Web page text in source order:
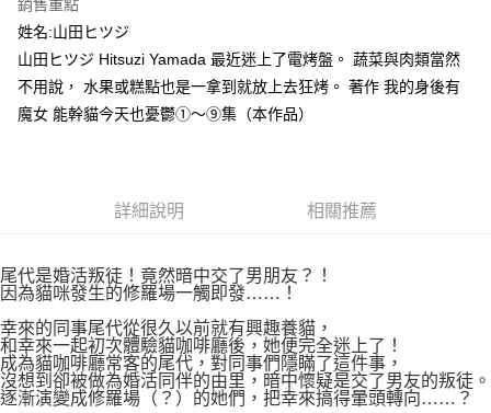
ATM／網路銀行／等多元方式進行付款，方視為交易完成。
※ 請注意：結帳手續完成當下不需立刻繳費，但若您需要取消訂單，請聯絡
購買商品的店家。未經商家同意取消之訂單仍視為有效，需透過AFTEE先享
後付繳納相關費用。
※ 交易是否成功請以「AFTEE先享後付 」之結帳頁面顯示為準，若有關於
是否繳費成功／繳費後需取消欲退款等相關疑問，請聯繫「AFTEE先享後付
易，需依本服務之必要範圍內提供個人資料，並將交易相關給付款項請求債
https://aftee.tw/terms/#terms3
３．未成年的使用者請事先徵得法定代理人或監護人之同意方可使用
「AFTEE先享後付」，若未經同意申辦者引起之損失，本公司不負相關責
任。
４．使用「AFTEE先享後付」時，將依據個別帳號之用戶狀況，依本公司即
時審查核予不同之上限額度；若仍有額度不足之情形，本公司將視審查結果
請求用戶進行身份認證。
５．嚴禁一人註冊多個帳號或使用他人資訊註冊。若發現惡意使用之情形，
每筆NT$80，滿NT$500(含以上)免運費
付款後萊爾富取貨
每筆NT$80，滿NT$500(含以上)免運費
宅配
每筆NT$100，滿NT$800(含以上)免運費
國家/地區配送 查看運費
銷售重點
姓名:山田ヒツジ
山田ヒツジ Hitsuzi Yamada 最近迷上了電烤盤。 蔬菜與肉類當然
不用說， 水果或糕點也是一拿到就放上去狂烤。 著作 我的身後有
魔女 能幹貓今天也憂鬱①～⑨集（本作品）
詳細說明 相關推薦
尾代是婚活叛徒！竟然暗中交了男朋友？！
因為貓咪發生的修羅場一觸即發……！
幸來的同事尾代從很久以前就有興趣養貓，
和幸來一起初次體驗貓咖啡廳後，她便完全迷上了！
成為貓咖啡廳常客的尾代，對同事們隱瞞了這件事，
沒想到卻被做為婚活同伴的由里，暗中懷疑是交了男友的叛徒。
逐漸演變成修羅場（？）的她們，把幸來搞得暈頭轉向……？